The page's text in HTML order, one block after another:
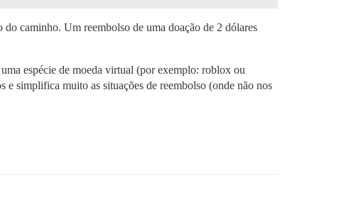
caminho. Um reembolso de uma doação de 2 dólares
espécie de moeda virtual (por exemplo: roblox ou
e simplifica muito as situações de reembolso (onde não nos